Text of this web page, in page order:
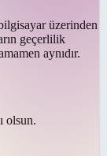
üzerinden
geçerlilik
aynıdır.
olsun.